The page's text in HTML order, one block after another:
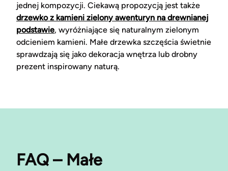
jednej kompozycji. Ciekawą propozycją jest także
drzewko z kamieni zielony awenturyn na drewnianej
podstawie, wyróżniające się naturalnym zielonym
odcieniem kamieni. Małe drzewka szczęścia świetnie
sprawdzają się jako dekoracja wnętrza lub drobny
prezent inspirowany naturą.
FAQ – Małe